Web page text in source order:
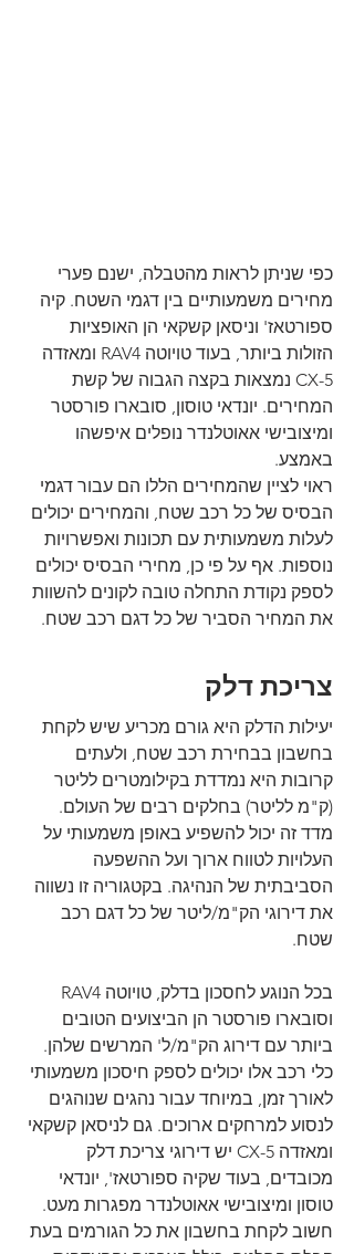
כפי שניתן לראות מהטבלה, ישנם פערי
מחירים משמעותיים בין דגמי השטח. קיה
ספורטאז' וניסאן קשקאי הן האופציות
הזולות ביותר, בעוד טויוטה RAV4 ומאזדה
CX-5 נמצאות בקצה הגבוה של קשת
המחירים. יונדאי טוסון, סובארו פורסטר
ומיצובישי אאוטלנדר נופלים איפשהו
באמצע.
ראוי לציין שהמחירים הללו הם עבור דגמי
הבסיס של כל רכב שטח, והמחירים יכולים
לעלות משמעותית עם תכונות ואפשרויות
נוספות. אף על פי כן, מחירי הבסיס יכולים
לספק נקודת התחלה טובה לקונים להשוות
את המחיר הסביר של כל דגם רכב שטח.
צריכת דלק
יעילות הדלק היא גורם מכריע שיש לקחת
בחשבון בבחירת רכב שטח, ולעתים
קרובות היא נמדדת בקילומטרים לליטר
(ק"מ לליטר) בחלקים רבים של העולם.
מדד זה יכול להשפיע באופן משמעותי על
העלויות לטווח ארוך ועל ההשפעה
הסביבתית של הנהיגה. בקטגוריה זו נשווה
את דירוגי הק"מ/ליטר של כל דגם רכב
שטח.
וסובארו פורסטר הן הביצועים הטובים
ביותר עם דירוג הק"מ/ל' המרשים שלהן.
כלי רכב אלו יכולים לספק חיסכון משמעותי
לאורך זמן, במיוחד עבור נהגים שנוהגים
לנסוע למרחקים ארוכים. גם לניסאן קשקאי
ומאזדה CX-5 יש דירוגי צריכת דלק
מכובדים, בעוד שקיה ספורטאז', יונדאי
טוסון ומיצובישי אאוטלנדר מפגרות מעט.
חשוב לקחת בחשבון את כל הגורמים בעת